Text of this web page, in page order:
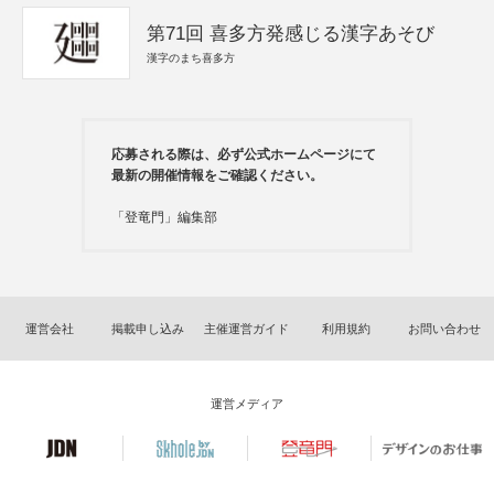
第71回 喜多方発感じる漢字あそび
漢字のまち喜多方
応募される際は、必ず公式ホームページにて
最新の開催情報をご確認ください。
「登竜門」編集部
運営会社 掲載申し込み 主催運営ガイド 利用規約 お問い合わせ
運営メディア